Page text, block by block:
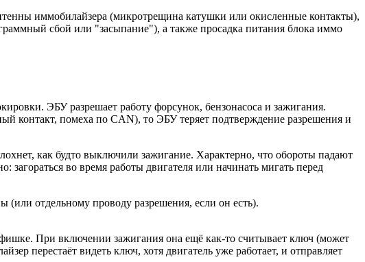
иммобилайзера (микротрещина катушки или окисленные контакты),
сбой или "засыпание"), а также просадка питания блока иммо
ЭБУ разрешает работу форсунок, бензонасоса и зажигания.
контакт, помеха по CAN), то ЭБУ теряет подтверждение разрешения и
как будто выключили зажигание. Характерно, что обороты падают
во время работы двигателя или начинать мигать перед
отдельному проводу разрешения, если он есть).
При включении зажигания она ещё как-то считывает ключ (может
перестаёт видеть ключ, хотя двигатель уже работает, и отправляет